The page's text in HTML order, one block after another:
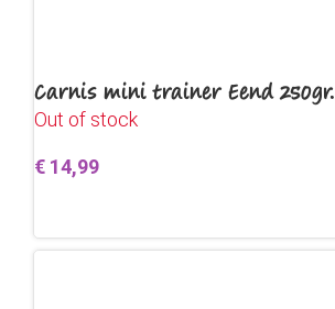
Carnis mini trainer Eend 250gr.
Out of stock
€ 14,99